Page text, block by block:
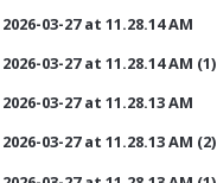
03-27 at 11.28.14 AM
03-27 at 11.28.14 AM (1)
03-27 at 11.28.13 AM
03-27 at 11.28.13 AM (2)